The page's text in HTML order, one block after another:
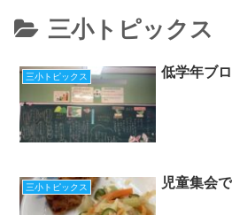
三小トピックス
三小トピックス 低学年ブ
三小トピックス 児童集会